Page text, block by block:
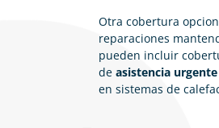
Otra cobertura
reparaciones
pueden incluir
de asistencia urgente
en sistemas de